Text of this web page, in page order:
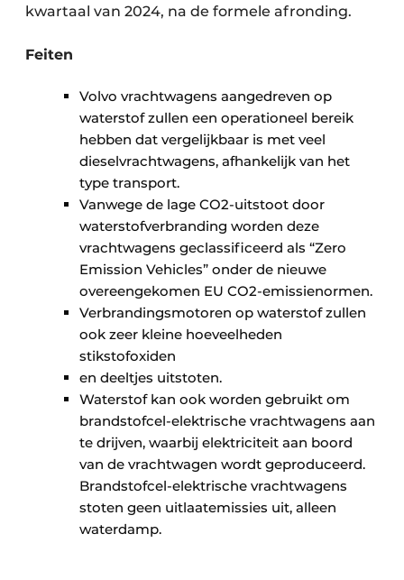
kwartaal van 2024, na de formele afronding.
Feiten
Volvo vrachtwagens aangedreven op
waterstof zullen een operationeel bereik
hebben dat vergelijkbaar is met veel
dieselvrachtwagens, afhankelijk van het
type transport.
Vanwege de lage CO2-uitstoot door
waterstofverbranding worden deze
vrachtwagens geclassificeerd als “Zero
Emission Vehicles” onder de nieuwe
overeengekomen EU CO2-emissienormen.
Verbrandingsmotoren op waterstof zullen
ook zeer kleine hoeveelheden
stikstofoxiden
en deeltjes uitstoten.
Waterstof kan ook worden gebruikt om
brandstofcel-elektrische vrachtwagens aan
te drijven, waarbij elektriciteit aan boord
van de vrachtwagen wordt geproduceerd.
Brandstofcel-elektrische vrachtwagens
stoten geen uitlaatemissies uit, alleen
waterdamp.